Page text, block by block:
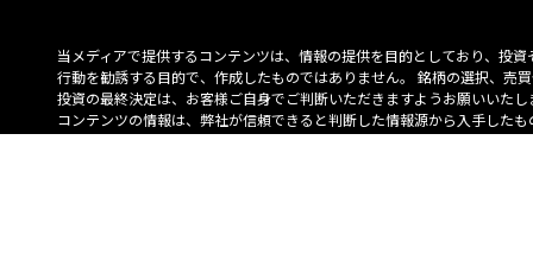
当メディアで提供するコンテンツは、情報の提供を目的としており、投資
行動を勧誘する目的で、作成したものではありません。 銘柄の選択、売
投資の最終決定は、お客様ご自身でご判断いただきますようお願いいたし
コンテンツの情報は、弊社が信頼できると判断した情報源から入手したも
が、その情報源の確実性を保証したものではありません。 また、本コン